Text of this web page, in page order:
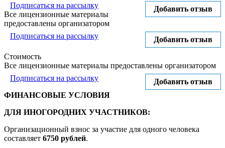
Добавить отзыв
Подписаться на рассылку
Все лицензионные материалы
предоставлены организатором
Добавить отзыв
Подписаться на рассылку
Стоимость
Все лицензионные материалы предоставлены организатором
Добавить отзыв
Подписаться на рассылку
ФИНАНСОВЫЕ УСЛОВИЯ
ДЛЯ ИНОГОРОДНИХ УЧАСТНИКОВ:
Организационный взнос за участие для одного человека
составляет 6750 рублей.